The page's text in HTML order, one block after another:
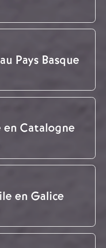
Pays Basque
en Catalogne
en Galice